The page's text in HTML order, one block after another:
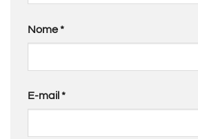
Nome*
E-mail *